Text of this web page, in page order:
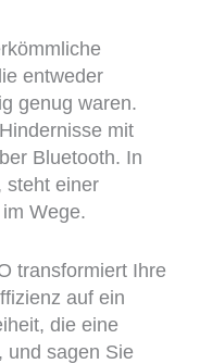
entweder
genug waren.
mit
Bluetooth. In
steht einer
Wege.
transformiert Ihre
auf ein
die eine
sagen Sie